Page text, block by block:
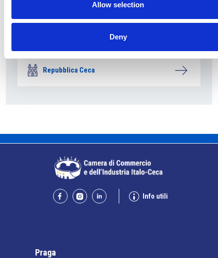
Allow selection
Deny
La società pubblica České dráhy verso la
riconferma nella gara di servizio ferroviario
Repubblica Ceca
Info utili
Praga